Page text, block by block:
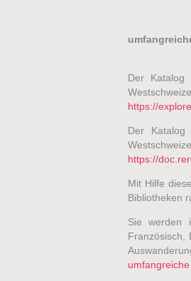
Der Katalog
https://
Der
https://
Mit Hilfe
Bibliotheken
Sie werden
Französisch,